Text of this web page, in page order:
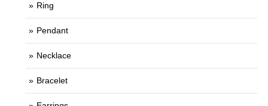
Ring
Pendant
Necklace
Bracelet